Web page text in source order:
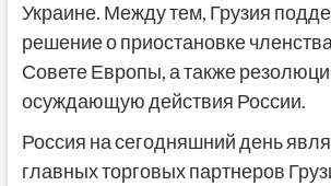
Украине. Между тем, Грузия
решение о приостановке
Совете Европы, а также
осуждающую действия России.
Россия на сегодняшний день
главных торговых партнеров